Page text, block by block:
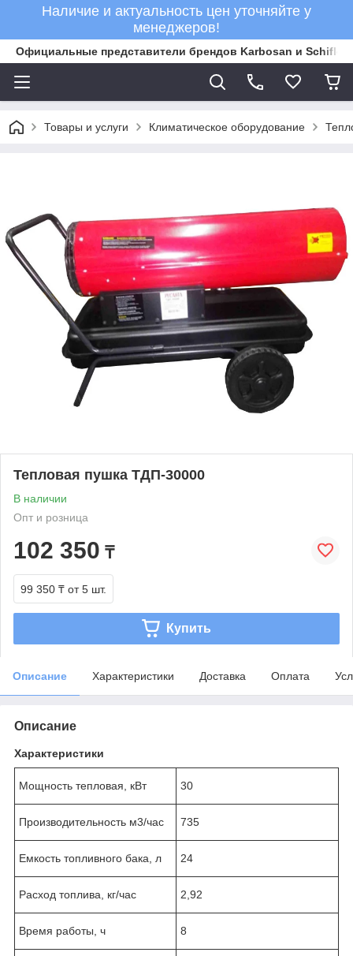
Наличие и актуальность цен уточняйте у
менеджеров!
Официальные представители брендов Karbosan и Schifler
Товары и услуги Климатическое оборудование
Тепловая пушка ТДП-30000
В наличии
Опт и розница
102 350 ₸
99 350 ₸ от 5 шт.
Купить
Описание Характеристики Доставка Оплата
Описание
Характеристики
Мощность тепловая, кВт 30
Производительность м3/час 735
Емкость топливного бака, л 24
Расход топлива, кг/час 2,92
Время работы, ч 8